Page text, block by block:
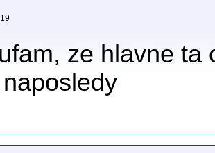
ze hlavne ta